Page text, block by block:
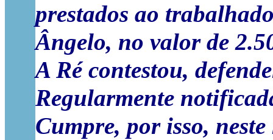
prestados ao
Ângelo, no valor de
A Ré contestou,
Regularmente
Cumpre, por isso,